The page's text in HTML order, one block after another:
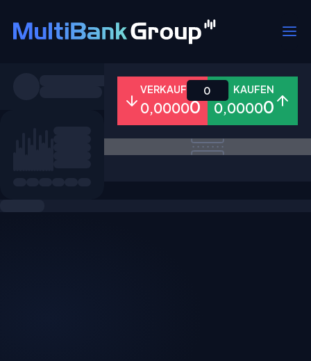
Alle Forex Metalle Aktien
VERKAUFEN
0,00000
KAUFEN
0,00000
0